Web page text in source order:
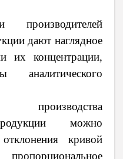
производителей
дают наглядное
их концентрации,
аналитического
можно
кривой